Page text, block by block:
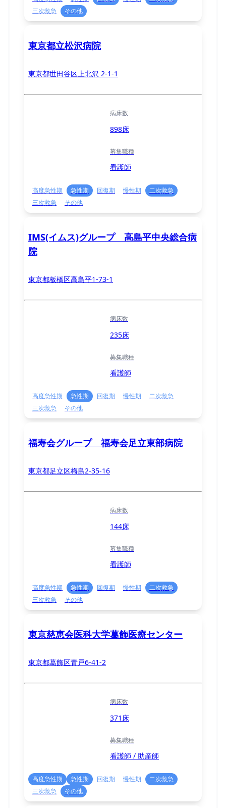
三次救急
その他
東京都立松沢病院
東京都世田谷区上北沢 2-1-1
病床数
898床
募集職種
看護師
高度急性期 急性期 回復期 慢性期
二次救急
三次救急
その他
IMS(イムス)グループ 高島平中央総合病
院
東京都板橋区高島平1-73-1
病床数
235床
募集職種
看護師
高度急性期 急性期 回復期 慢性期
二次救急
三次救急
その他
福寿会グループ 福寿会足立東部病院
東京都足立区梅島2-35-16
病床数
144床
募集職種
看護師
高度急性期 急性期 回復期 慢性期
二次救急
三次救急
その他
東京慈恵会医科大学葛飾医療センター
東京都葛飾区青戸6-41-2
病床数
371床
募集職種
看護師 / 助産師
高度急性期 急性期 回復期 慢性期
二次救急
三次救急
その他